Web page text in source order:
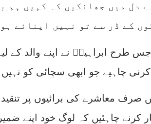
دل میں جھانکیں کہ کہیں ہم
کے ڈر سے تو نہیں اپنائے
جس طرح ابراہیمؑ نے اپنے والد کے
کرنی چاہیے جو ابھی سچائی کو
صرف معاشرے کی برائیوں پر
کرنے چاہئیں کہ لوگ خود اپنے